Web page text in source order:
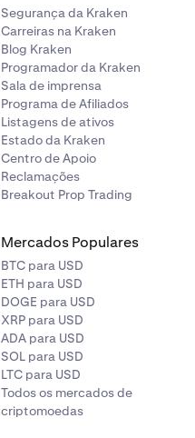
Segurança da Kraken
Carreiras na Kraken
Blog Kraken
Programador da Kraken
Sala de imprensa
Programa de Afiliados
Listagens de ativos
Estado da Kraken
Centro de Apoio
Reclamações
Breakout Prop Trading
Mercados Populares
BTC para USD
ETH para USD
DOGE para USD
XRP para USD
ADA para USD
SOL para USD
LTC para USD
Todos os mercados de
criptomoedas